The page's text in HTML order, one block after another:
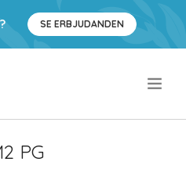
SE ERBJUDANDEN
PG